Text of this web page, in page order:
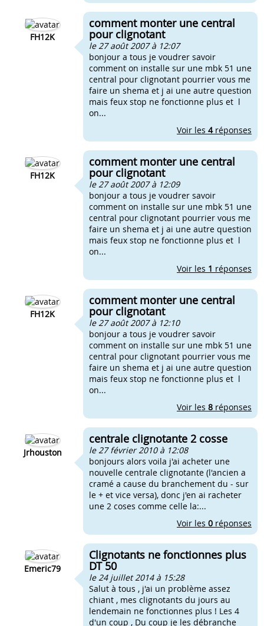
FH12K
comment monter une central
pour clignotant
le 27 août 2007 à 12:07
bonjour a tous je voudrer savoir
comment on installe sur une mbk 51 une
central pour clignotant pourrier vous me
faire un shema et j ai une autre question
mais feux stop ne fonctionne plus et l
on...
Voir les 4réponses
FH12K
comment monter une central
pour clignotant
le 27 août 2007 à 12:09
bonjour a tous je voudrer savoir
comment on installe sur une mbk 51 une
central pour clignotant pourrier vous me
faire un shema et j ai une autre question
mais feux stop ne fonctionne plus et l
on...
Voir les 1 réponses
FH12K
comment monter une central
pour clignotant
le 27 août 2007 à 12:10
bonjour a tous je voudrer savoir
comment on installe sur une mbk 51 une
central pour clignotant pourrier vous me
faire un shema et j ai une autre question
mais feux stop ne fonctionne plus et l
on...
Voir les 8 réponses
Jrhouston
centrale clignotante 2 cosse
le 27 février 2010 à 12:08
bonjours alors voila j'ai acheter une
nouvelle centrale clignotante (l'ancien a
cramé a cause du branchement du - sur
le + et vice versa), donc j'en ai racheter
une 2 coses comme celle la:...
Voir les 0 réponses
Emeric79
Clignotants ne fonctionnes plus
DT 50
le 24 juillet 2014 à 15:28
Salut à tous , j'ai un problème assez
chiant , mes clignotants du jours au
lendemain ne fonctionnes plus ! Les 4
d'un coup , Du coup je les débranche